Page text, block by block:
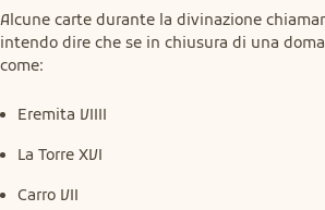
Alcune carte durante la divinazione
intendo dire che se in chiusura di una
come:
Eremita VIIII
La Torre XVI
Carro VII